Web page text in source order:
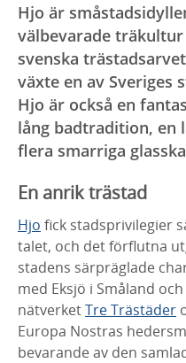
Hjo är
välbevarade
svenska
växte en av Sveriges
Hjo är också en
lång badtradition, en
flera smarriga
En anrik trästad
Hjo fick stadsprivilegier
talet, och det förflutna
stadens särpräglade
med Eksjö i Småland
nätverketTre Trästäder
Europa Nostras
bevarande av den